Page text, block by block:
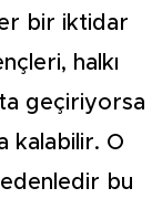
bir iktidar
halkı
geçiriyorsa
kalabilir. O
bu